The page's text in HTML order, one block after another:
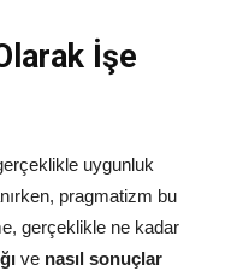
İşe
uygunluk
pragmatizm bu
gerçeklikle ne kadar
ve nasıl sonuçlar